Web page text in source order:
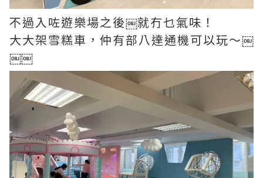
不過入咗遊樂場之後￼就冇乜氣味！
大大架雪糕車，仲有部八達通機可以玩～￼
￼￼